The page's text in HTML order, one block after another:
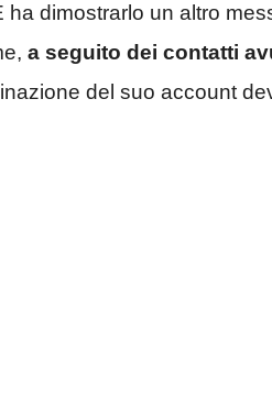
ha dimostrarlo un altro
a seguito dei contatti
del suo account